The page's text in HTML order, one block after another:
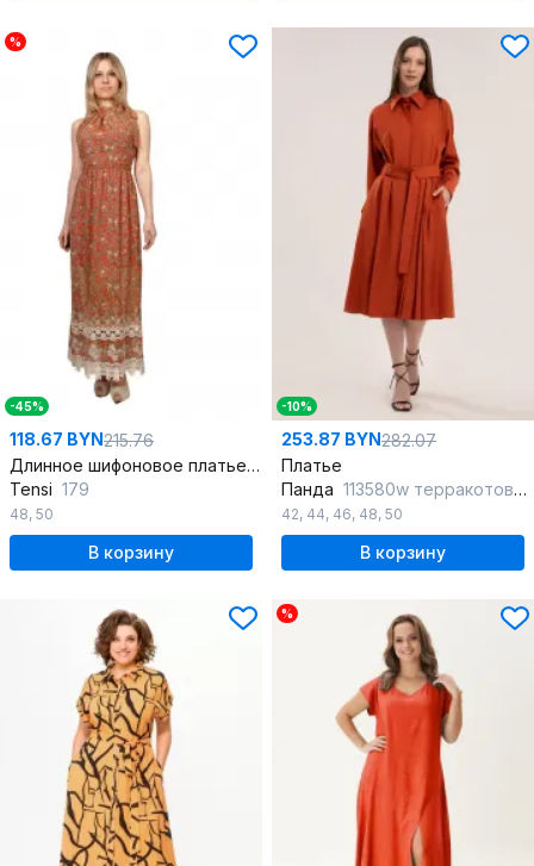
%
-45%
118.67 BYN215.76
Длинное шифоновое платье с вышивкой и поясом-бант
Tensi 179
48, 50
В корзину
-10%
253.87 BYN282.07
Платье
Панда 113580w терракотовый
42, 44, 46, 48, 50
В корзину
%